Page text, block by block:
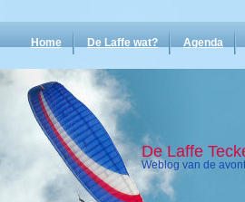
Home De Laffe wat? Agenda
De Laffe
Weblog van de